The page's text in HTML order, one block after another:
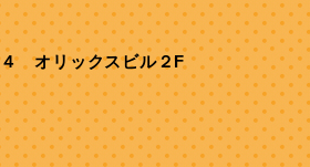
オリックスビル２F